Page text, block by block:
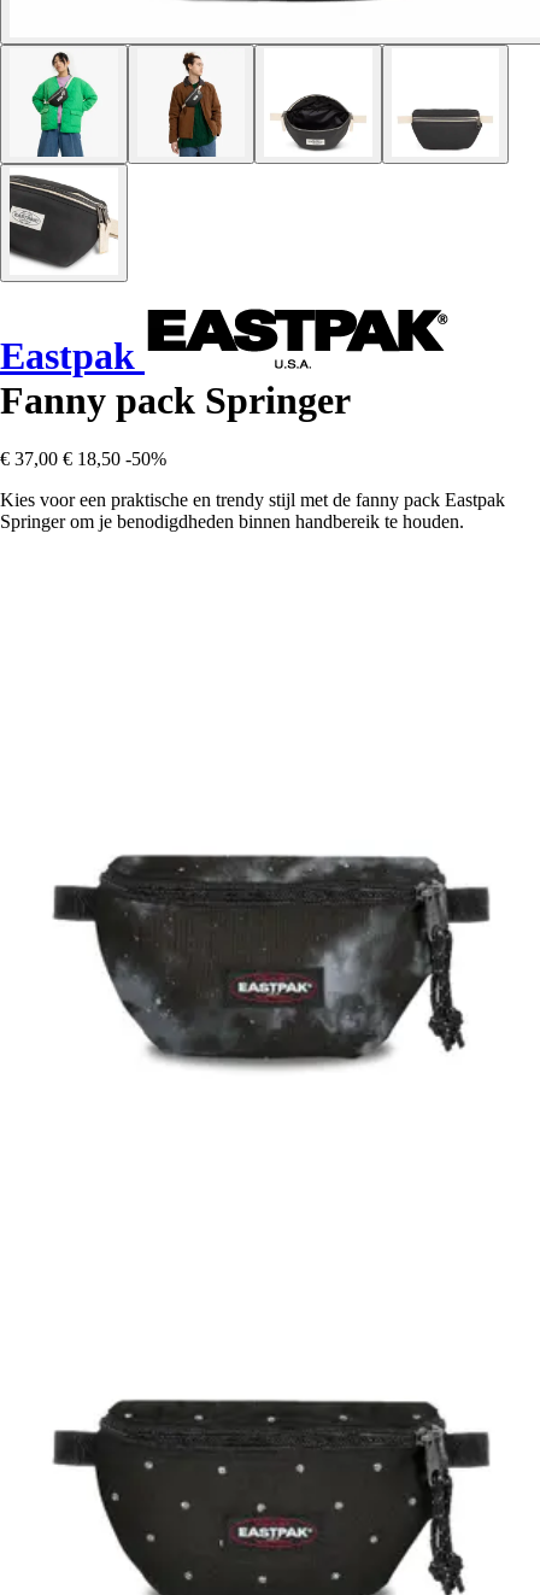
Eastpak
Fanny pack Springer
€ 37,00 € 18,50 -50%
Kies voor een praktische en trendy stijl met de fanny pack Eastpak
Springer om je benodigdheden binnen handbereik te houden.